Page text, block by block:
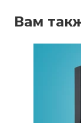
Вам